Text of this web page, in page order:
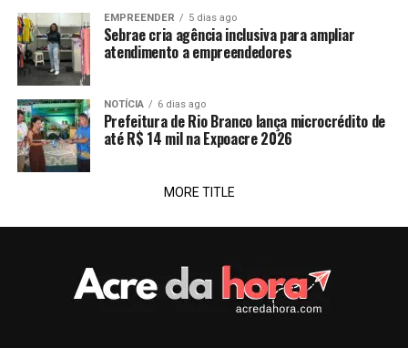
EMPREENDER 5 dias ago
Sebrae cria agência inclusiva para ampliar
atendimento a empreendedores
NOTÍCIA 6 dias ago
Prefeitura de Rio Branco lança microcrédito de
até R$ 14 mil na Expoacre 2026
MORE TITLE